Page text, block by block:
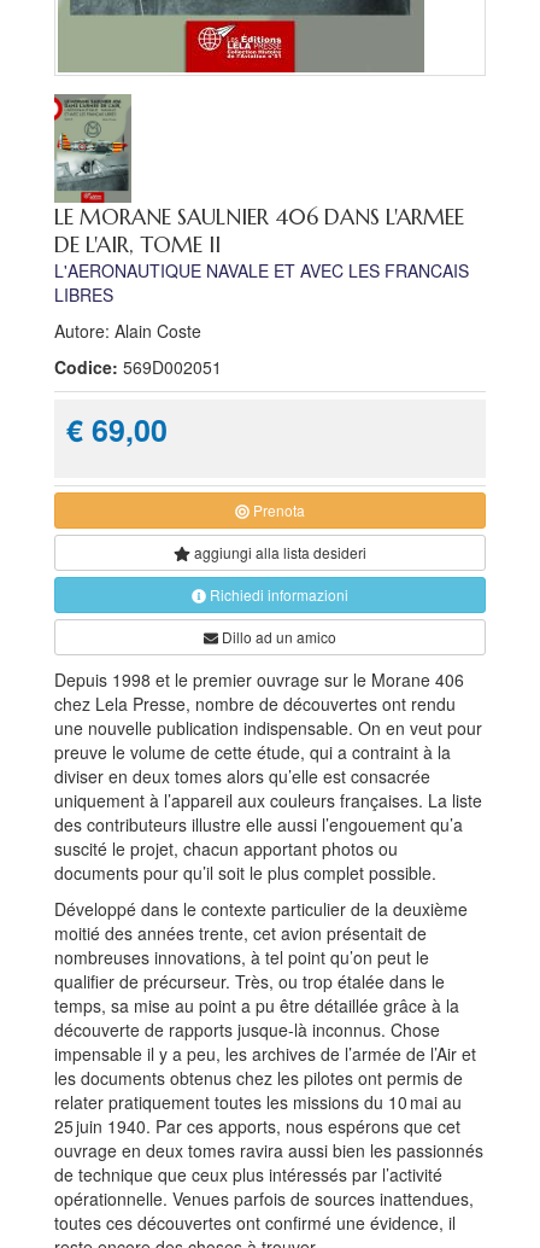
LE MORANE SAULNIER 406 DANS L'ARMEE
DE L'AIR, TOME II
L'AERONAUTIQUE NAVALE ET AVEC LES FRANCAIS
LIBRES
Autore: Alain Coste
Codice: 569D002051
€ 69,00
Prenota
aggiungi alla lista desideri
Richiedi informazioni
Dillo ad un amico
Depuis 1998 et le premier ouvrage sur le Morane 406
chez Lela Presse, nombre de découvertes ont rendu
une nouvelle publication indispensable. On en veut pour
preuve le volume de cette étude, qui a contraint à la
diviser en deux tomes alors qu’elle est consacrée
uniquement à l’appareil aux couleurs françaises. La liste
des contributeurs illustre elle aussi l’engouement qu’a
suscité le projet, chacun apportant photos ou
documents pour qu’il soit le plus complet possible.
Développé dans le contexte particulier de la deuxième
moitié des années trente, cet avion présentait de
nombreuses innovations, à tel point qu’on peut le
qualifier de précurseur. Très, ou trop étalée dans le
temps, sa mise au point a pu être détaillée grâce à la
découverte de rapports jusque-là inconnus. Chose
impensable il y a peu, les archives de l’armée de l’Air et
les documents obtenus chez les pilotes ont permis de
relater pratiquement toutes les missions du 10 mai au
25 juin 1940. Par ces apports, nous espérons que cet
ouvrage en deux tomes ravira aussi bien les passionnés
de technique que ceux plus intéressés par l’activité
opérationnelle. Venues parfois de sources inattendues,
toutes ces découvertes ont confirmé une évidence, il